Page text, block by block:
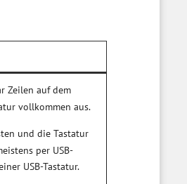
Zeilen auf dem
vollkommen aus.
und die Tastatur
per USB-
USB-Tastatur.